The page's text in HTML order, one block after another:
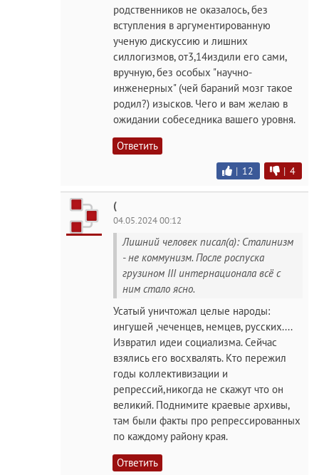
родственников не оказалось, без
вступления в аргументированную
ученую дискуссию и лишних
силлогизмов, от3,14издили его сами,
вручную, без особых "научно-
инженерных" (чей бараний мозг такое
родил?) изысков. Чего и вам желаю в
ожидании собеседника вашего уровня.
Ответить
| 12 | 4
(
04.05.2024 00:12
Лишний человек писал(а): Сталинизм
- не коммунизм. После роспуска
грузином III интернационала всё с
ним стало ясно.
Усатый уничтожал целые народы:
ингушей ,чеченцев, немцев, русских....
Извратил идеи социализма. Сейчас
взялись его восхвалять. Кто пережил
годы коллективизации и
репрессий,никогда не скажут что он
великий. Поднимите краевые архивы,
там были факты про репрессированных
по каждому району края.
Ответить